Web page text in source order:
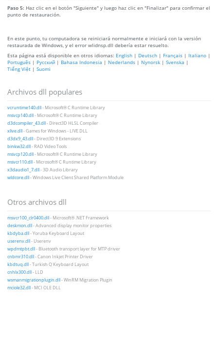
Paso 5: Haz clic en el botón "Siguiente" y luego haz clic en "Finalizar" para confirmar el
punto de restauración.
En este punto, tu computadora se reiniciará normalmente e iniciará con la versión
restaurada de Windows, y el error wlidnsp.dll debería estar resuelto.
Esta página está disponible en otros idiomas: English | Deutsch | Français | Italiano |
Português | Русский | Bahasa Indonesia | Nederlands | Nynorsk | Svenska |
Tiếng Việt | Suomi
Archivos dll populares
vcruntime140.dll- Microsoft® C Runtime Library
msvcp140.dll- Microsoft® C Runtime Library
d3dcompiler_43.dll- Direct3D HLSL Compiler
xlive.dll- Games for Windows - LIVE DLL
d3dx9_43.dll- Direct3D 9 Extensions
binkw32.dll- RAD Video Tools
msvcp120.dll- Microsoft® C Runtime Library
msvcr110.dll- Microsoft® C Runtime Library
x3daudio1_7.dll- 3D Audio Library
wldcore.dll- Windows Live Client Shared Platform Module
Otros archivos dll
msvcr100_clr0400.dll- Microsoft® .NET Framework
deskmon.dll- Advanced display monitor properties
kbdyba.dll- Yoruba Keyboard Layout
userenv.dll- Userenv
wpdmtpbt.dll- Bluetooth transport layer for MTP driver
cnbmr310.dll- Canon Inkjet Printer Driver
kbdtuq.dll- Turkish Q Keyboard Layout
cnhlx300.dll- LLD
wsmanmigrationplugin.dll- WinRM Migration Plugin
mciole32.dll- MCI OLE DLL